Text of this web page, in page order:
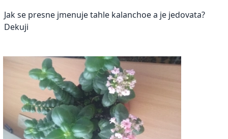
Jak se presne jmenuje tahle kalanchoe a je jedovata?
Dekuji